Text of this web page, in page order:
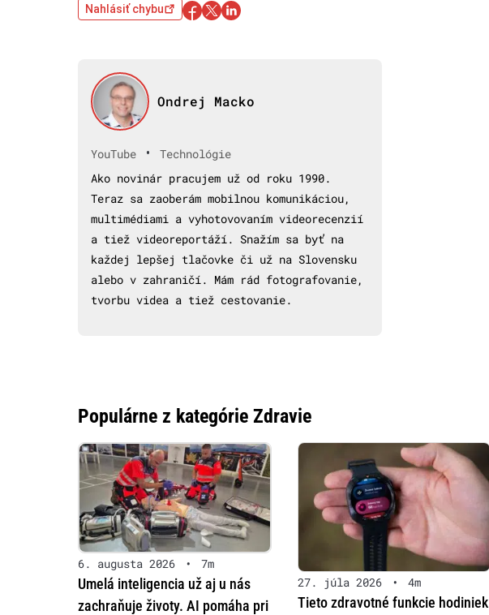
Nahlásiť chybu
Ondrej Macko
YouTube •
Technológie
Ako novinár pracujem už od roku 1990.
Teraz sa zaoberám mobilnou komunikáciou,
multimédiami a vyhotovovaním videorecenzií
a tiež videoreportáží. Snažím sa byť na
každej lepšej tlačovke či už na Slovensku
alebo v zahraničí. Mám rád fotografovanie,
tvorbu videa a tiež cestovanie.
Populárne z kategórie Zdravie
6. augusta 2026 • 7m
Umelá inteligencia už aj u nás
zachraňuje životy. AI pomáha pri
27. júla 2026 • 4m
Tieto zdravotné funkcie hodiniek